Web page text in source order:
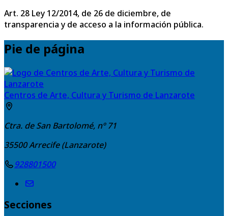
Art. 28 Ley 12/2014, de 26 de diciembre, de
transparencia y de acceso a la información pública.
Pie de página
Centros de Arte, Cultura y Turismo de Lanzarote
Ctra. de San Bartolomé, nº 71
35500Arrecife (Lanzarote)
928801500
Secciones